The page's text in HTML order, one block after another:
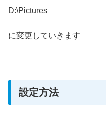
D:\Pictures
に変更していきます
設定方法